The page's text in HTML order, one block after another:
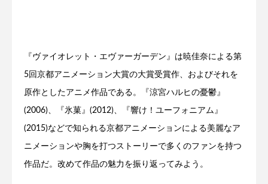
『ヴァイオレット・エヴァーガーデン』は暁佳奈による第
5回京都アニメーション大賞の大賞受賞作、およびそれを
原作としたアニメ作品である。『涼宮ハルヒの憂鬱』
(2006)、『氷菓』(2012)、『響け！ユーフォニアム』
(2015)などで知られる京都アニメーションによる美麗なア
ニメーションや胸を打つストーリーで多くのファンを持つ
作品だ。改めて作品の魅力を振り返ってみよう。